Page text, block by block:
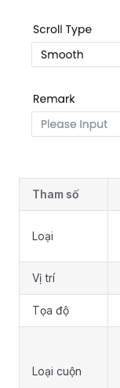
Tham số
Loại
Vị trí
Tọa độ
Loại cuộn